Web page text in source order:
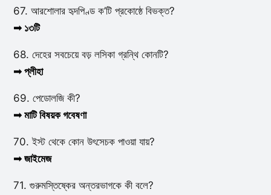
67. আরশোলার হৃদপিণ্ড ক’টি প্রকোষ্ঠে বিভক্ত?
➟ ১৩টি
68. দেহের সবচেয়ে বড় লসিকা গ্রন্থি কোনটি?
➟ প্লীহা
69. পেডোলজি কী?
➟ মাটি বিষয়ক গবেষণা
70. ইস্ট থেকে কোন উৎসেচক পাওয়া যায়?
➟ জাইমেজ
71. গুরুমস্তিষ্কের অন্তরভাগকে কী বলে?